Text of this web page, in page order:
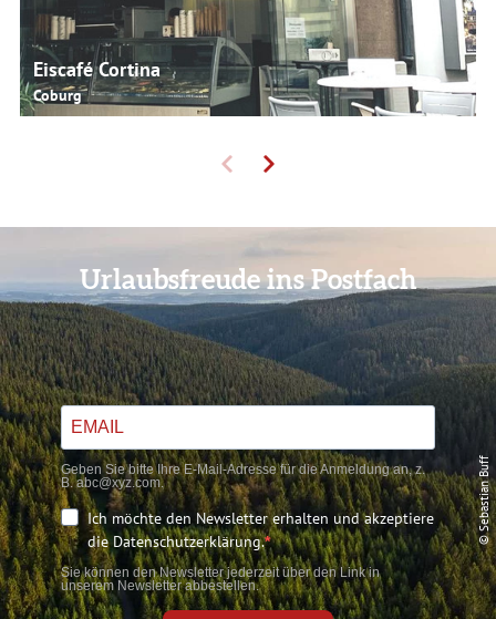
Eiscafé Cortina
Coburg
© Sebastian Buff
Urlaubsfreude ins Postfach
Geben Sie bitte Ihre E-Mail-Adresse für die Anmeldung an, z.
B. abc@xyz.com.
Ich möchte den Newsletter erhalten und akzeptiere
die Datenschutzerklärung.
Sie können den Newsletter jederzeit über den Link in
unserem Newsletter abbestellen.